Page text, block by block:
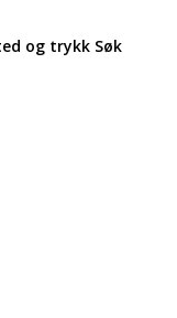
og trykk Søk